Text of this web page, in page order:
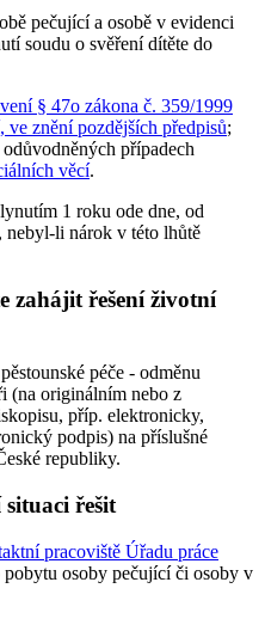
pečující a osobě v evidenci
soudu o svěření dítěte do
§ 47o zákona č. 359/1999
ve znění pozdějších předpisů;
případech
věcí.
1 roku ode dne, od
nebyl-li nárok v této lhůtě
zahájit řešení životní
péče - odměnu
(na originálním nebo z
příp. elektronicky,
podpis) na příslušné
republiky.
řešit
pracoviště Úřadu práce
pobytu osoby pečující či osoby v